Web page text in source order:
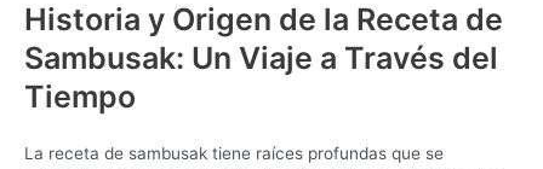
Historia y Origen de la Receta de
Sambusak: Un Viaje a Través del
Tiempo
La receta de sambusak tiene raíces profundas que se